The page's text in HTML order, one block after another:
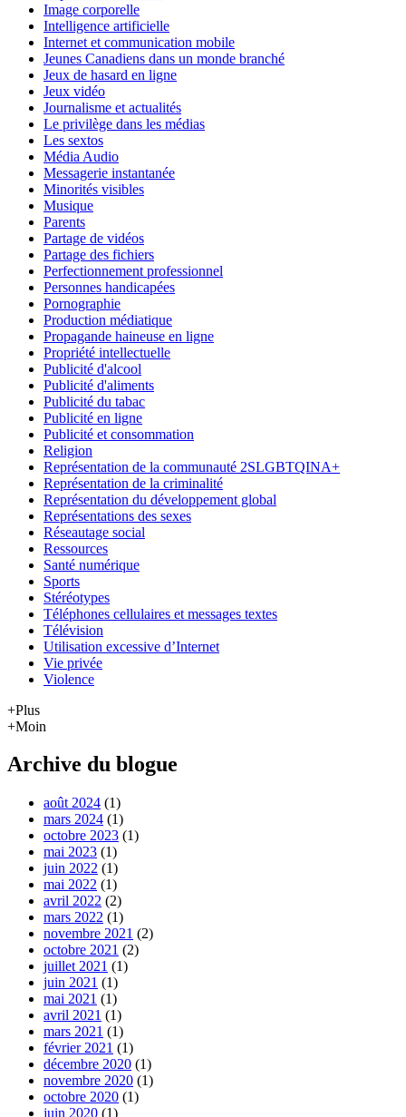
Image corporelle
Intelligence artificielle
Internet et communication mobile
Jeunes Canadiens dans un monde branché
Jeux de hasard en ligne
Jeux vidéo
Journalisme et actualités
Le privilège dans les médias
Les sextos
Média Audio
Messagerie instantanée
Minorités visibles
Musique
Parents
Partage de vidéos
Partage des fichiers
Perfectionnement professionnel
Personnes handicapées
Pornographie
Production médiatique
Propagande haineuse en ligne
Propriété intellectuelle
Publicité d'alcool
Publicité d'aliments
Publicité du tabac
Publicité en ligne
Publicité et consommation
Religion
Représentation de la communauté 2SLGBTQINA+
Représentation de la criminalité
Représentation du développement global
Représentations des sexes
Réseautage social
Ressources
Santé numérique
Sports
Stéréotypes
Téléphones cellulaires et messages textes
Télévision
Utilisation excessive d’Internet
Vie privée
Violence
+Plus
+Moin
Archive du blogue
août 2024 (1)
mars 2024 (1)
octobre 2023 (1)
mai 2023 (1)
juin 2022 (1)
mai 2022 (1)
avril 2022 (2)
mars 2022 (1)
novembre 2021 (2)
octobre 2021 (2)
juillet 2021 (1)
juin 2021 (1)
mai 2021 (1)
avril 2021 (1)
mars 2021 (1)
février 2021 (1)
décembre 2020 (1)
novembre 2020 (1)
octobre 2020 (1)
juin 2020 (1)